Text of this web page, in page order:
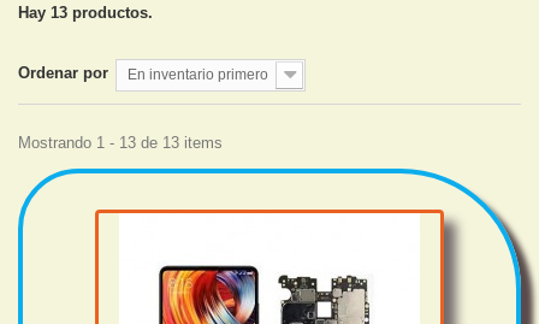
Hay 13 productos.
Ordenar por En inventario primero
Mostrando 1 - 13 de 13 items